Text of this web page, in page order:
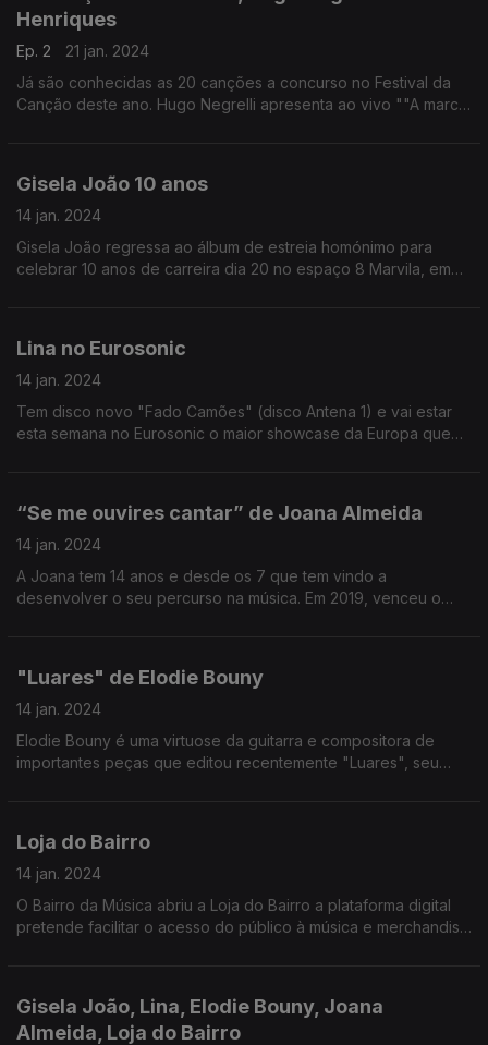
Henriques
Ep. 2
21 jan. 2024
Já são conhecidas as 20 canções a concurso no Festival da
Canção deste ano. Hugo Negrelli apresenta ao vivo ""A march
Gisela João 10 anos
14 jan. 2024
Gisela João regressa ao álbum de estreia homónimo para
celebrar 10 anos de carreira dia 20 no espaço 8 Marvila, em
Lina no Eurosonic
14 jan. 2024
Tem disco novo "Fado Camões" (disco Antena 1) e vai estar
esta semana no Eurosonic o maior showcase da Europa que
“Se me ouvires cantar” de Joana Almeida
14 jan. 2024
A Joana tem 14 anos e desde os 7 que tem vindo a
desenvolver o seu percurso na música. Em 2019, venceu o
"Luares" de Elodie Bouny
14 jan. 2024
Elodie Bouny é uma virtuose da guitarra e compositora de
importantes peças que editou recentemente "Luares", seu
Loja do Bairro
14 jan. 2024
O Bairro da Música abriu a Loja do Bairro a plataforma digital
pretende facilitar o acesso do público à música e merchandise
Gisela João, Lina, Elodie Bouny, Joana
Almeida, Loja do Bairro